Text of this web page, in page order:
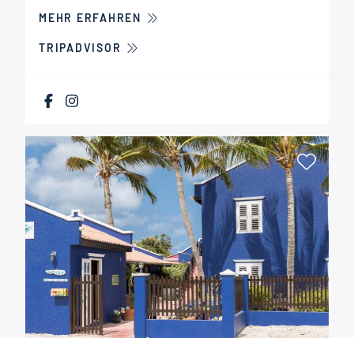
MEHR ERFAHREN ÜBER BELNEM HOUSE BONAIRE
TRIPADVISOR
Als